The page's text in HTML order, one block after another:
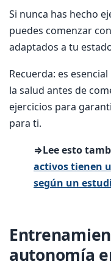
Si nunca has hecho
puedes comenzar
adaptados a tu
Recuerda: es
la salud antes de
ejercicios para
para ti.
⇒Lee esto
activos tienen
según un
autonomía